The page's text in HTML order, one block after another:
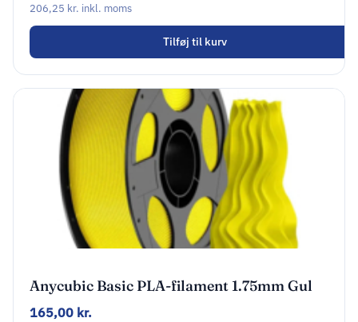
206,25 kr. inkl. moms
Tilføj til kurv
Anycubic Basic PLA-filament 1.75mm Gul
AHPLVY-107
165,00 kr.